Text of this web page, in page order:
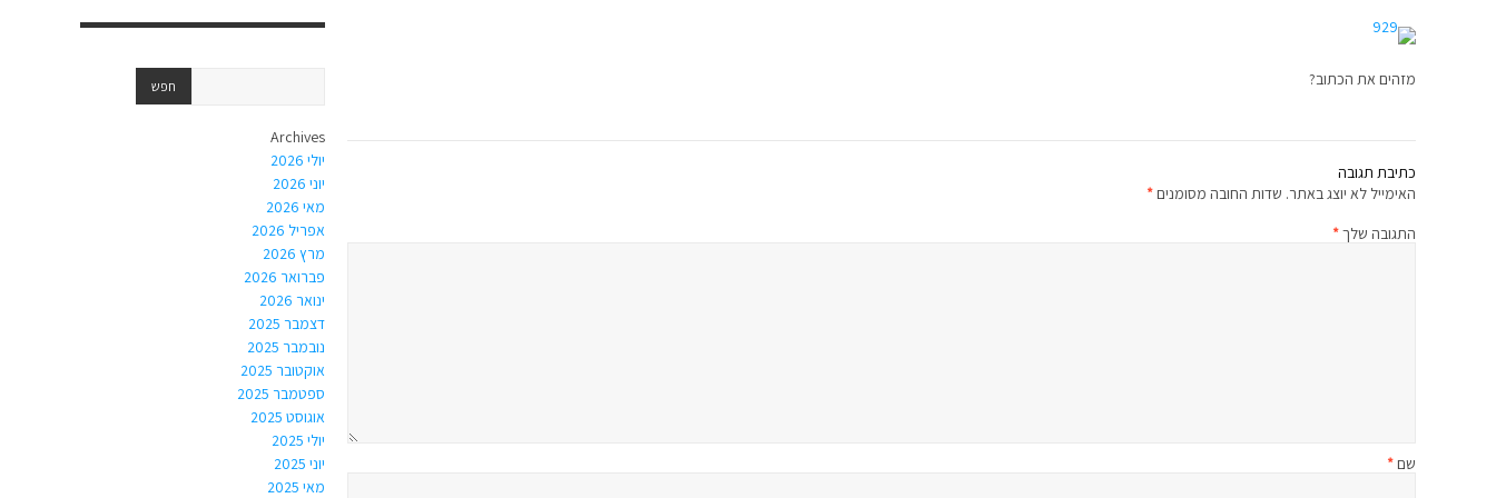
מזהים את הכתוב?
כתיבת תגובה
האימייל לא יוצג באתר. שדות החובה מסומנים*
התגובה שלך*
שם*
Archives
יולי 2026
יוני 2026
מאי 2026
אפריל 2026
מרץ 2026
פברואר 2026
ינואר 2026
דצמבר 2025
נובמבר 2025
אוקטובר 2025
ספטמבר 2025
אוגוסט 2025
יולי 2025
יוני 2025
מאי 2025